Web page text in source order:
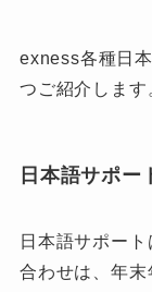
exness各種日
つご紹介します
日本語サポー
日本語サポー
合わせは、年